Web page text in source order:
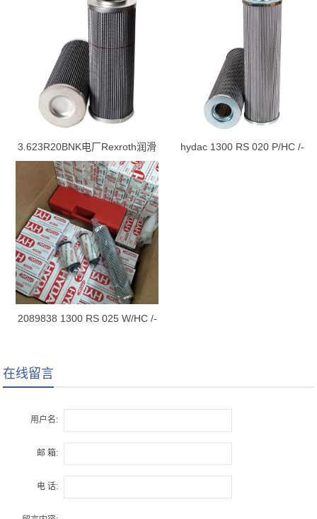
3.623R20BNK电厂Rexroth润滑
油站滤芯
hydac 1300 RS 020 P/HC /-
2089838 1300 RS 025 W/HC /-
在线留言
用户名:
邮 箱:
电 话: